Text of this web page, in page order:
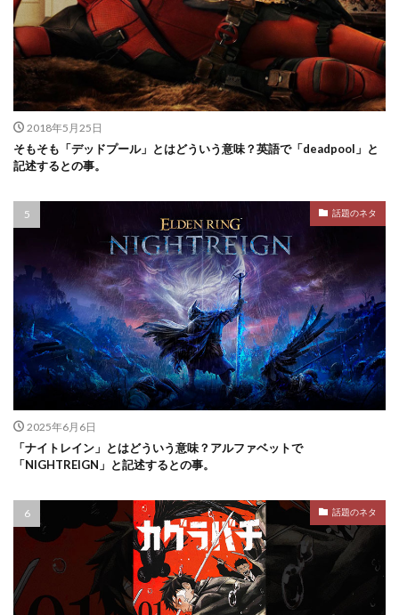
2018年5月25日
そもそも「デッドプール」とはどういう意味？英語で「deadpool」と
記述するとの事。
話題のネタ
2025年6月6日
「ナイトレイン」とはどういう意味？アルファベットで
「NIGHTREIGN」と記述するとの事。
話題のネタ